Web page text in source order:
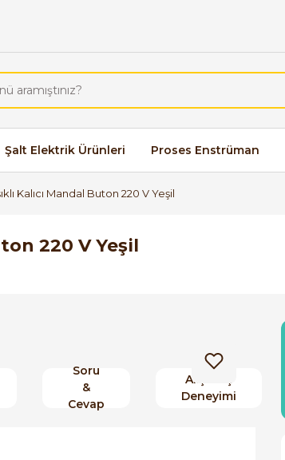
Şalt Elektrik Ürünleri Proses Enstrüman
Kalıcı Mandal Buton 220 V Yeşil
220 V Yeşil
Soru
&
Cevap
Alışveriş
Deneyimi